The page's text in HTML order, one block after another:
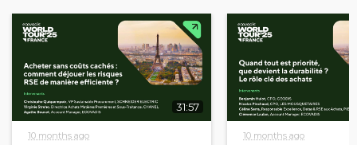
31:57
10 months ago 10 months ago